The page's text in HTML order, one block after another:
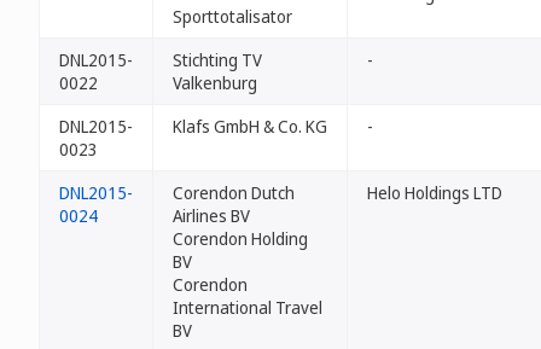
Sporttotalisator
DNL2015-
0022
Stichting TV
Valkenburg
-
DNL2015-
0023
Klafs GmbH & Co. KG -
DNL2015-
0024
Corendon Dutch
Airlines BV
Corendon Holding
BV
Corendon
International Travel
BV
Helo Holdings LTD